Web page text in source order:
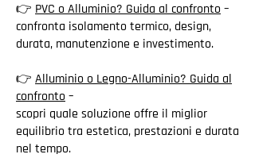
👉 PVC o Alluminio? Guida al confronto –
confronta isolamento termico, design,
durata, manutenzione e investimento.
👉 Alluminio o Legno-Alluminio? Guida al
confronto –
scopri quale soluzione offre il miglior
equilibrio tra estetica, prestazioni e durata
nel tempo.